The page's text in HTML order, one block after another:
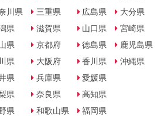
川県
県
県
県
県
県
県
三重県
滋賀県
京都府
大阪府
兵庫県
奈良県
和歌山県
広島県
山口県
徳島県
香川県
愛媛県
高知県
福岡県
大分県
宮崎県
鹿児島県
沖縄県